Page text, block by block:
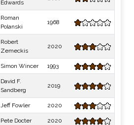
Edwards
Roman
Polanski
1968
Robert
Zemeckis
2020
Simon Wincer 1993
David F.
Sandberg
2019
Jeff Fowler 2020
Pete Docter 2020